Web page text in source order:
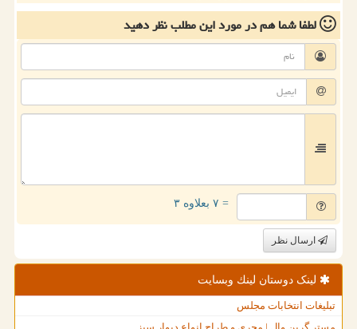
لطفا شما همدر مورد این مطلبنظر دهید
= ۷ بعلاوه ۳
ارسال نظر
لینک دوستان لینك وبسایت
تبلیغات انتخابات مجلس